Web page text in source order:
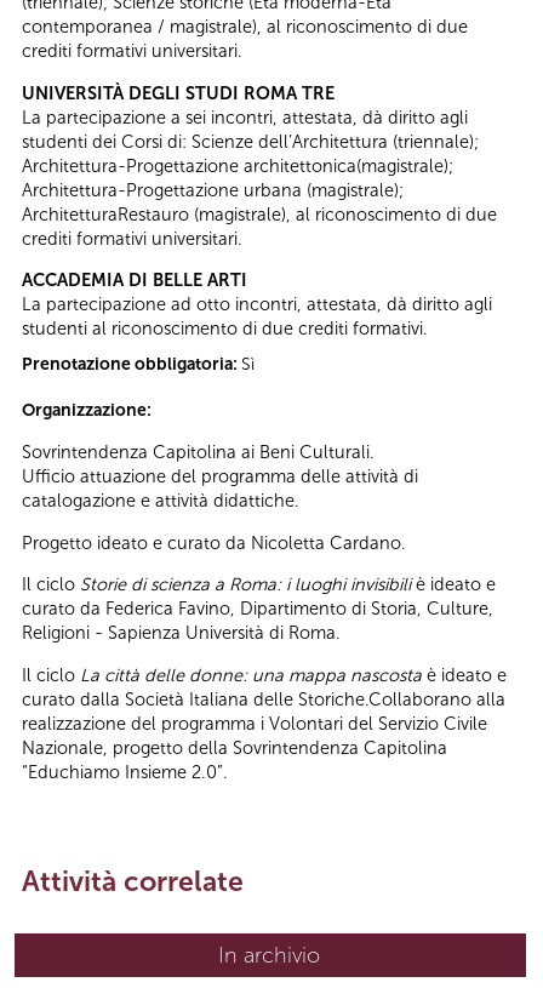
contemporanea / magistrale), al riconoscimento di due
crediti formativi universitari.
UNIVERSITÀ DEGLI STUDI ROMA TRE
La partecipazione a sei incontri, attestata, dà diritto agli
studenti dei Corsi di: Scienze dell’Architettura (triennale);
Architettura-Progettazione architettonica(magistrale);
Architettura-Progettazione urbana (magistrale);
ArchitetturaRestauro (magistrale), al riconoscimento di due
crediti formativi universitari.
ACCADEMIA DI BELLE ARTI
La partecipazione ad otto incontri, attestata, dà diritto agli
studenti al riconoscimento di due crediti formativi.
Prenotazione obbligatoria: Sì
Organizzazione:
Sovrintendenza Capitolina ai Beni Culturali.
Ufficio attuazione del programma delle attività di
catalogazione e attività didattiche.
Progetto ideato e curato da Nicoletta Cardano.
Il ciclo Storie di scienza a Roma: i luoghi invisibiliè ideato e
curato da Federica Favino, Dipartimento di Storia, Culture,
Religioni - Sapienza Università di Roma.
Il ciclo La città delle donne: una mappa nascosta è ideato e
curato dalla Società Italiana delle Storiche.Collaborano alla
realizzazione del programma i Volontari del Servizio Civile
Nazionale, progetto della Sovrintendenza Capitolina
“Educhiamo Insieme 2.0”.
Attività correlate
In archivio